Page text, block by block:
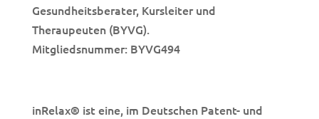
Gesundheitsberater, Kursleiter und
Theraupeuten (BYVG).
Mitgliedsnummer: BYVG494
inRelax® ist eine, im Deutschen Patent- und